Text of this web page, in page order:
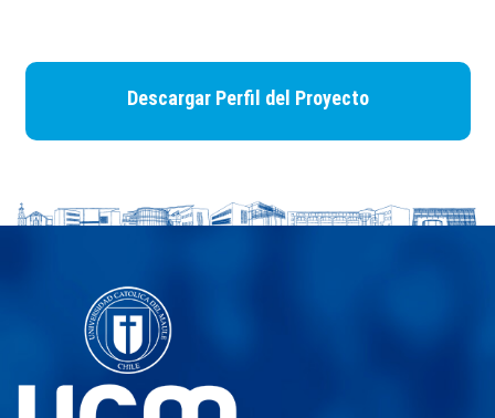
Descargar Perfil del Proyecto